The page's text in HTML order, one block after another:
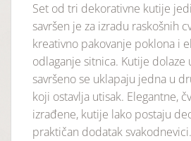
Set od tri dekorativne kutije
savršen je za izradu raskošnih
kreativno pakovanje poklona i
odlaganje sitnica. Kutije dolaze
savršeno se uklapaju jedna u
koji ostavlja utisak. Elegantne,
izrađene, kutije lako postaju
praktičan dodatak